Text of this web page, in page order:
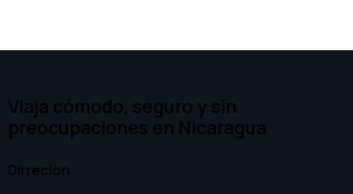
Viaja cómodo, seguro y sin
preocupaciones en Nicaragua
Dirrecion